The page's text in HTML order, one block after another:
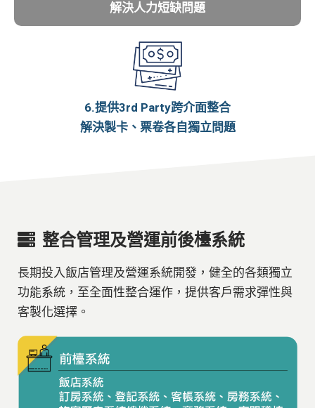
解決人力短缺問題
6.提供3rd Party跨介面整合
解決製卡、票卷各自獨立問題
整合管理及營運前後檯系統
長期投入飯店管理及營運系統開發，健全的各類獨立
功能系統，至全面性整合運作，提供客戶需求彈性與
客製化選擇。